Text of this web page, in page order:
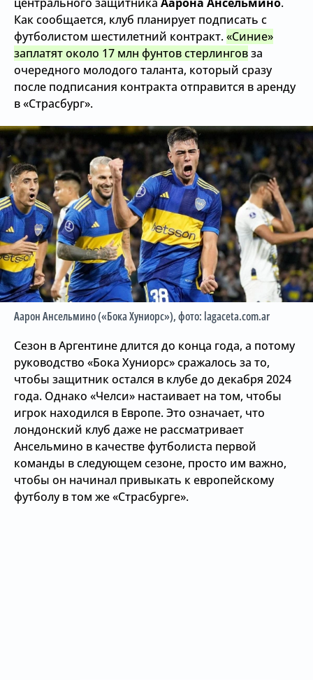
Как сообщается, клуб планирует подписать с
футболистом шестилетний контракт.«Синие»
заплатят около 17 млн фунтов стерлинговза
очередного молодого таланта, который сразу
после подписания контракта отправится в аренду
в «Страсбург».
Аарон Ансельмино («Бока Хуниорс»), фото: lagaceta.com.ar
Сезон в Аргентине длится до конца года, а потому
руководство «Бока Хуниорс» сражалось за то,
чтобы защитник остался в клубе до декабря 2024
года. Однако «Челси» настаивает на том, чтобы
игрок находился в Европе. Это означает, что
лондонский клуб даже не рассматривает
Ансельмино в качестве футболиста первой
команды в следующем сезоне, просто им важно,
чтобы он начинал привыкать к европейскому
футболу в том же «Страсбурге».
Контакты